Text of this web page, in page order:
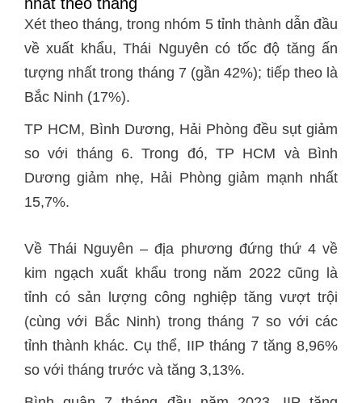
Xét theo tháng, trong nhóm 5 tỉnh thành dẫn đầu
về xuất khẩu, Thái Nguyên có tốc độ tăng ấn
tượng nhất trong tháng 7 (gần 42%); tiếp theo là
Bắc Ninh (17%).
TP HCM, Bình Dương, Hải Phòng đều sụt giảm
so với tháng 6. Trong đó, TP HCM và Bình
Dương giảm nhẹ, Hải Phòng giảm mạnh nhất
15,7%.
Về Thái Nguyên – địa phương đứng thứ 4 về
kim ngạch xuất khẩu trong năm 2022 cũng là
tỉnh có sản lượng công nghiệp tăng vượt trội
(cùng với Bắc Ninh) trong tháng 7 so với các
tỉnh thành khác. Cụ thể, IIP tháng 7 tăng 8,96%
so với tháng trước và tăng 3,13%.